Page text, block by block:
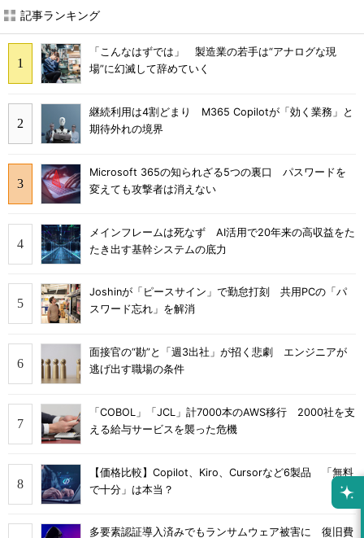
記事ランキング
「こんなはずでは」 製造業の若手は“アナログな現
場”に幻滅して辞めていく
継続利用は4割どまり M365 Copilotが「効く業務」と
期待外れの境界
Microsoft 365の知られざる5つの裏口 パスワードを
変えても攻撃者は消えない
メインフレームは死なず AI活用で20年来の高収益をた
たき出す基幹システムの底力
Joshinが「ピースサイン」で勤怠打刻 共用PCの「パ
スワード忘れ」を解消
面接官の“勘”と「週3出社」が招く悲劇 エンジニアが
逃げ出す職場の条件
「COBOL」「JCL」計7000本のAWS移行 2000社を支
える給与サービスを襲った危機
【価格比較】Copilot、Kiro、Cursorなど6製品 「無料
で十分」は本当？
多要素認証導入済みでもランサムウェア被害に 復旧費